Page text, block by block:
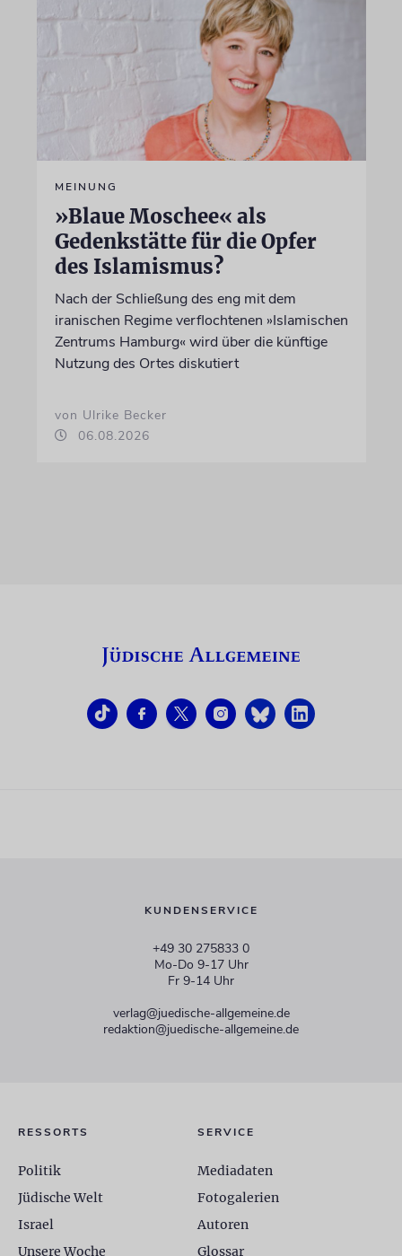
MEINUNG
»Blaue Moschee« als
Gedenkstätte für die Opfer
des Islamismus?
Nach der Schließung des eng mit dem
iranischen Regime verflochtenen »Islamischen
Zentrums Hamburg« wird über die künftige
Nutzung des Ortes diskutiert
von Ulrike Becker
06.08.2026
KUNDENSERVICE
+49 30 275833 0
Mo-Do 9-17 Uhr
Fr 9-14 Uhr
verlag@juedische-allgemeine.de
redaktion@juedische-allgemeine.de
RESSORTS
Politik
Jüdische Welt
Israel
Unsere Woche
SERVICE
Mediadaten
Fotogalerien
Autoren
Glossar